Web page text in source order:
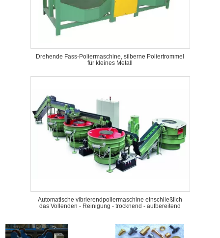
Drehende Fass-Poliermaschine, silberne Poliertrommel
für kleines Metall
Automatische vibrierendpoliermaschine einschließlich
das Vollenden - Reinigung - trocknend - aufbereitend